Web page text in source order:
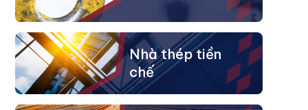
Nhà thép tiền
chế